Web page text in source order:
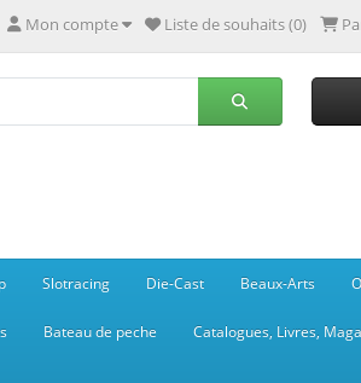
Mon compte Liste de souhaits (0)
Slotracing Die-Cast Beaux-Arts
Bateau de peche Catalogues, Livres,